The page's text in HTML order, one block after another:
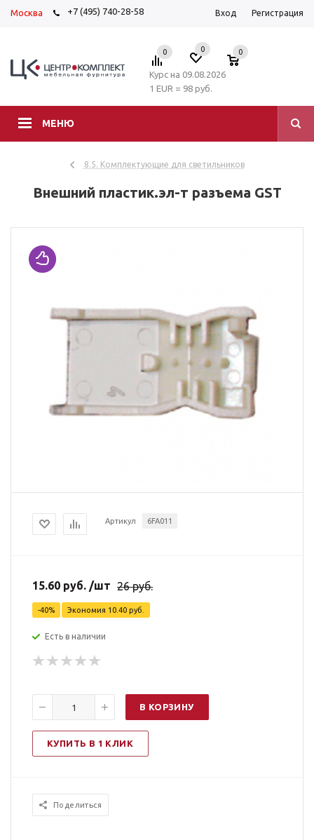
Москва +7 (495) 740-28-58 Вход Регистрация
МЕНЮ
0 0 0
Курс на 09.08.2026
1 EUR = 98 руб.
8.5. Комплектующие для светильников
Внешний пластик.эл-т разъема GST
Артикул 6FA011
15.60 руб. /шт 26руб.
-40% Экономия 10.40 руб.
Есть в наличии
В КОРЗИНУ
КУПИТЬ В 1 КЛИК
Поделиться